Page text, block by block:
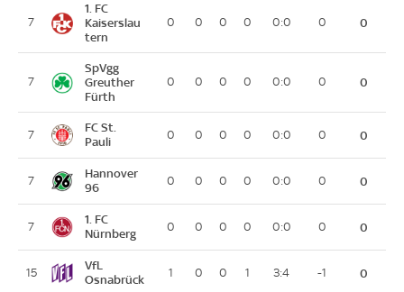
7
1. FC
Kaiserslau
tern
0 0 0 0 0:0 0 0
7
SpVgg
Greuther
Fürth
0 0 0 0 0:0 0 0
7
FC St.
Pauli
0 0 0 0 0:0 0 0
7
Hannover
96
0 0 0 0 0:0 0 0
7
1. FC
Nürnberg
0 0 0 0 0:0 0 0
15
VfL
Osnabrück
1 0 0 1 3:4 -1 0